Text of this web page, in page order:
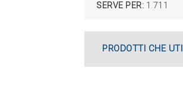
SERVE PER: 1.711
PRODOTTI CHE